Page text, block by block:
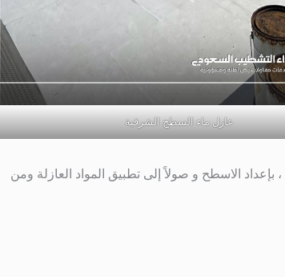
عازل ماء السطح الشرقية
، بإعداد الاسطح و صولاً إلى تطبيق المواد العازلة ومن